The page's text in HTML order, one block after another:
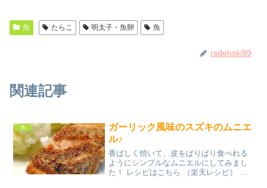
魚 たらこ 明太子・魚卵 魚
rsdehski99
関連記事
魚
ガーリック風味のスズキのムニエ
ル♪
香ばしく焼いて、皮をぱりぱり食べれる
ようにシンプルなムニエルにしてみまし
た！ レシピはこちら （楽天レシピ） 約